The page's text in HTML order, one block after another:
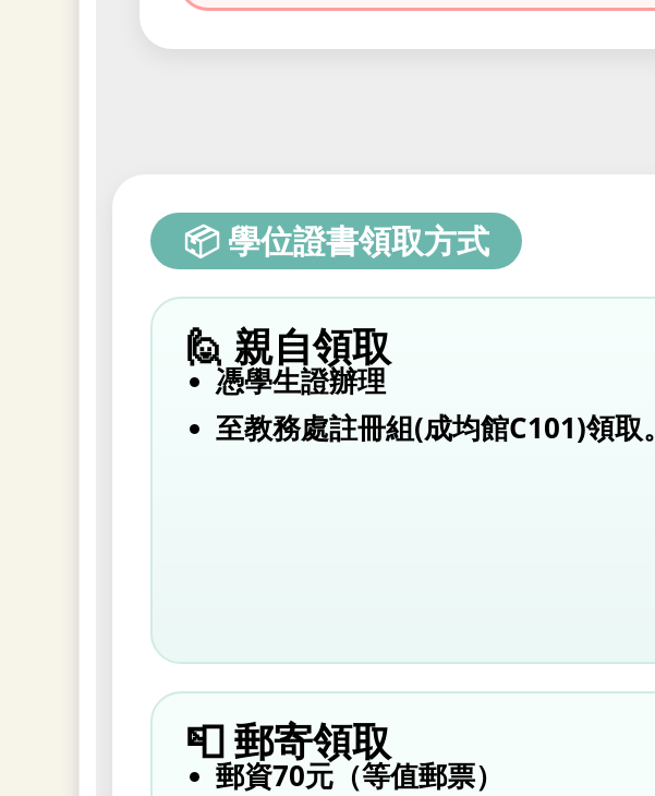
📦 學位證書領取方式
🙋 親自領取
憑學生證辦理
至教務處註冊組(成均館C101)領取。
📮 郵寄領取
郵資70元（等值郵票）